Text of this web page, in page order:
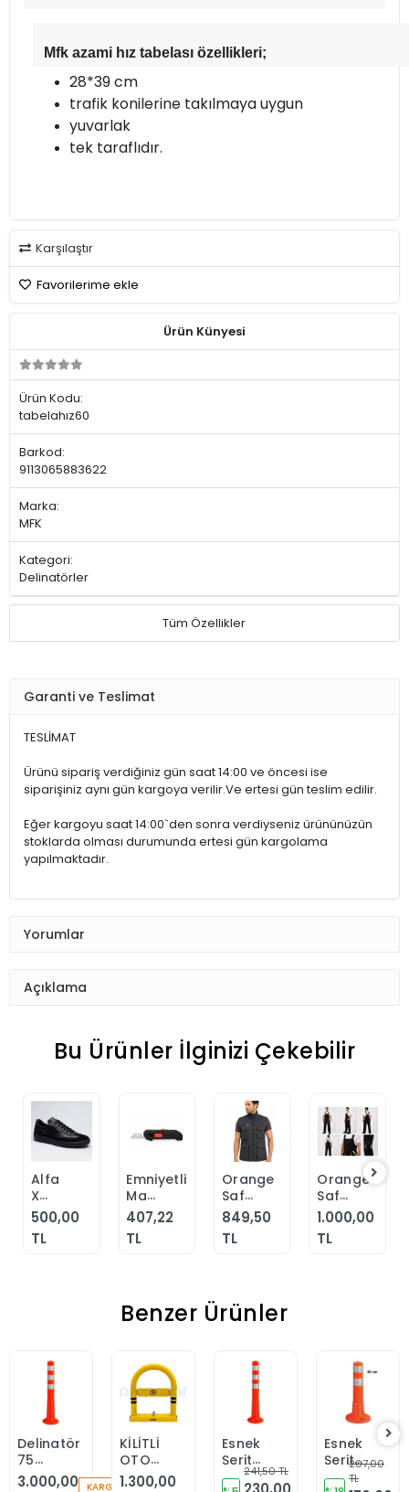
Mfk azami hız tabelası özellikleri;
28*39 cm
trafik konilerine takılmaya uygun
yuvarlak
tek taraflıdır.
Karşılaştır
Favorilerime ekle
Ürün Künyesi
Ürün Kodu:
tabelahız60
Barkod:
9113065883622
Marka:
MFK
Kategori:
Delinatörler
Tüm Özellikler
Garanti ve Teslimat
TESLİMAT
Ürünü sipariş verdiğiniz gün saat 14:00 ve öncesi ise
siparişiniz aynı gün kargoya verilir.Ve ertesi gün teslim edilir.
Eğer kargoyu saat 14:00`den sonra verdiyseniz ürününüzün
stoklarda olması durumunda ertesi gün kargolama
yapılmaktadır.
Yorumlar
Açıklama
Bu Ürünler İlginizi Çekebilir
Sepete
Alfa
X
Safety
Footwear
Erkek
500,00
TL
Sepete
Emniyetli
Maket
Bıçağı
SRA
300
407,22
TL
Sepete
Ekle
Orange
Safety
Çok
Cepli
Düz
849,50
TL
Sepete
Ekle
Orange
Safety
FlexPro
Lacivert-
Leon
1.000,00
TL
Benzer Ürünler
Sepete
Delinatör
75
cm 10
3.000,00 KARGO
Sepete
Ekle
KİLİTLİ
OTOPARK
DİREĞİ
1.300,00
Sepete
Ekle
Esnek
Şerit
Ayırıcı241,50 TL
Sepete
Ekle
Esnek
Şerit
Ayırıcı
207,00
TL